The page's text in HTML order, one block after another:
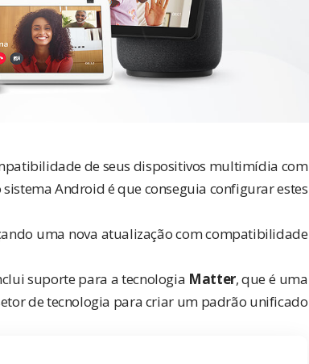
de seus dispositivos multimídia com
Android é que conseguia configurar estes
uma nova atualização com compatibilidade
suporte para a tecnologia Matter, que é uma
de tecnologia para criar um padrão unificado